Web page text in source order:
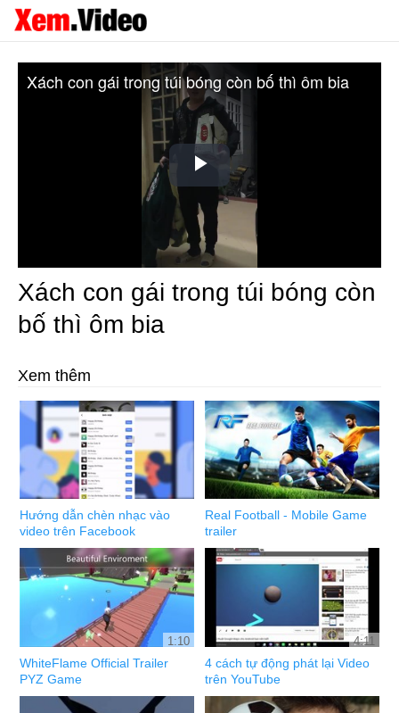
Play
Video
Xách con gái trong túi bóng còn bố thì ôm bia
Xách con gái trong túi bóng còn
bố thì ôm bia
Xem thêm
Hướng dẫn chèn nhạc vào
video trên Facebook
Real Football - Mobile Game
trailer
1:10
WhiteFlame Official Trailer
PYZ Game
4:11
4 cách tự động phát lại Video
trên YouTube